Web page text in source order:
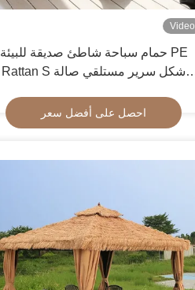
Video
حمام سباحة شاطئ صديقة للبيئة PE
Rattan S شكل سرير مستلقي صالة
احصل على أفضل سعر